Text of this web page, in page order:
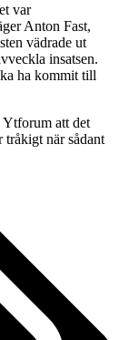
var
Anton Fast,
vädrade ut
insatsen.
ha kommit till
Ytforum att det
tråkigt när sådant